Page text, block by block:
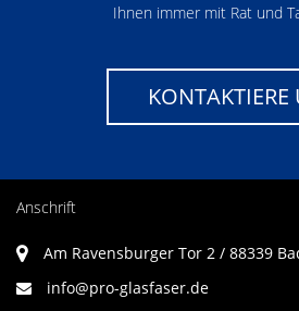
Ihnen immer mit Rat und
KONTAKTIERE
Anschrift
Am Ravensburger Tor 2 / 88339
info@pro-glasfaser.de